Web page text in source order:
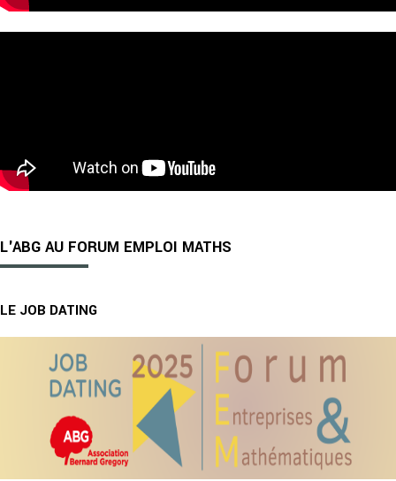
L'ABG AU FORUM EMPLOI MATHS
LE JOB DATING